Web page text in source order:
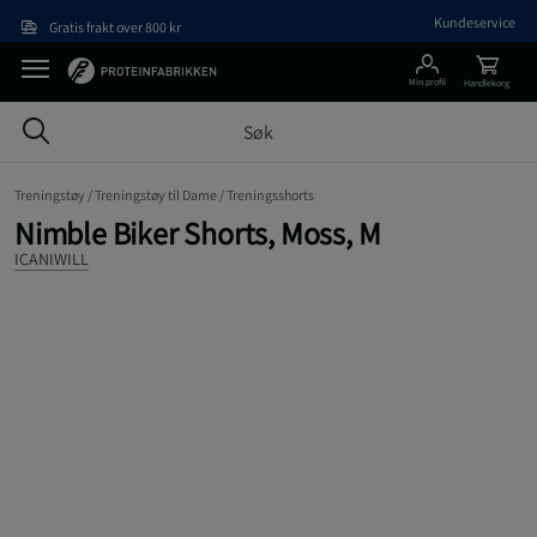
Gratis frakt over 800 kr Kundeservice
Min profil Handlekorg
Treningstøy /Treningstøy til Dame /Treningsshorts
Nimble Biker Shorts, Moss, M
ICANIWILL